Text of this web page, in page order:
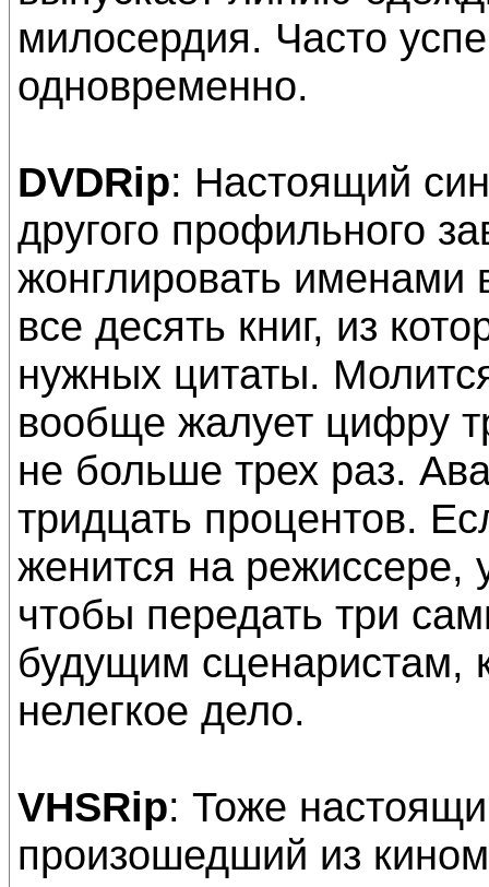
милосердия. Часто
одновременно.
DVDRip: Настоящий
другого профильного
жонглировать именами
все десять книг, из
нужных цитаты.
вообще жалует цифру
не больше трех раз.
тридцать процентов.
женится на режиссере,
чтобы передать три
будущим сценаристам,
нелегкое дело.
VHSRip: Тоже
произошедший из